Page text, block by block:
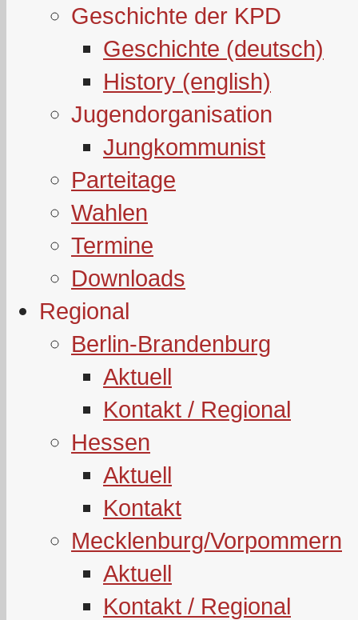
Geschichte der KPD
Geschichte (deutsch)
History (english)
Jugendorganisation
Jungkommunist
Parteitage
Wahlen
Termine
Downloads
Regional
Berlin-Brandenburg
Aktuell
Kontakt / Regional
Hessen
Aktuell
Kontakt
Mecklenburg/Vorpommern
Aktuell
Kontakt / Regional